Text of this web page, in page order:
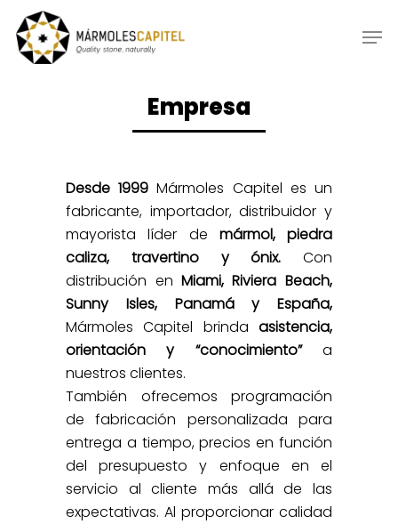
Empresa
Desde 1999 Mármoles Capitel es un
fabricante, importador, distribuidor y
mayorista líder de mármol, piedra
caliza, travertino y ónix. Con
distribución en Miami, Riviera Beach,
Sunny Isles, Panamá y España,
Mármoles Capitel brinda asistencia,
orientación y “conocimiento”a
nuestros clientes.
También ofrecemos programación
de fabricación personalizada para
entrega a tiempo, precios en función
del presupuesto y enfoque en el
servicio al cliente más allá de las
expectativas. Al proporcionar calidad